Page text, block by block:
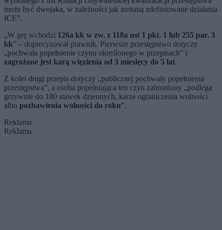
może być dwojaka, w zależności jak zostaną zdefiniowane działania
ICE”.
„W grę wchodzi 126a kk w zw. z 118a ust 1 pkt. 1 lub 255 par. 3
kk” – doprecyzował prawnik. Pierwsze przestępstwo dotyczy
„pochwala popełnienie czynu określonego w przepisach” i
zagrożone jest karą więzienia od 3 miesięcy do 5 lat.
Z kolei drugi przepis dotyczy „publicznej pochwały popełnienia
przestępstwa”, a osoba popełniająca ten czyn zabroniony „podlega
grzywnie do 180 stawek dziennych, karze ograniczenia wolności
albo pozbawienia wolności do roku”.
Reklama
Reklama